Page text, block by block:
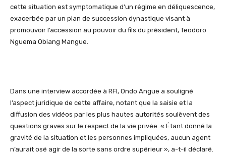
cette situation est symptomatique d’un régime en déliquescence,
exacerbée par un plan de succession dynastique visant à
promouvoir l’accession au pouvoir du fils du président, Teodoro
Nguema Obiang Mangue.
Dans une interview accordée à RFI, Ondo Angue a souligné
l’aspect juridique de cette affaire, notant que la saisie et la
diffusion des vidéos par les plus hautes autorités soulèvent des
questions graves sur le respect de la vie privée. « Étant donné la
gravité de la situation et les personnes impliquées, aucun agent
n’aurait osé agir de la sorte sans ordre supérieur », a-t-il déclaré.